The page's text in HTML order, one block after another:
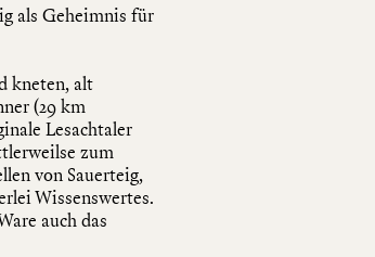
als Geheimnis für
kneten, alt
(29 km
Lesachtaler
zum
von Sauerteig,
Wissenswertes.
auch das